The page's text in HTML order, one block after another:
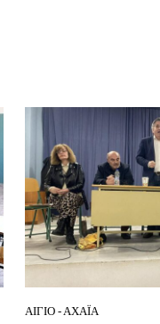
ΑΊΓΙΟ - ΑΧΑΪ́Α